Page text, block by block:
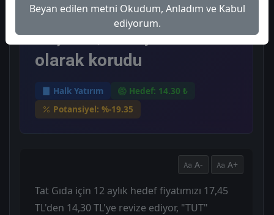
17,45 TL'den 14,3 TL'ye
düşürdü, tavsiyesini "tut"
olarak korudu
Halk Yatırım
Hedef: 14.30 ₺
Potansiyel: %-19.35
A- A+
Tat Gıda için 12 aylık hedef fiyatımızı 17,45
TL'den 14,30 TL'ye revize ediyor, "TUT"
Beyan edilen metni Okudum, Anladım ve Kabul
ediyorum.